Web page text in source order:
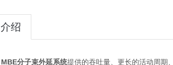
绍
分子束外延系统提供的吞吐量、更长的活动周期